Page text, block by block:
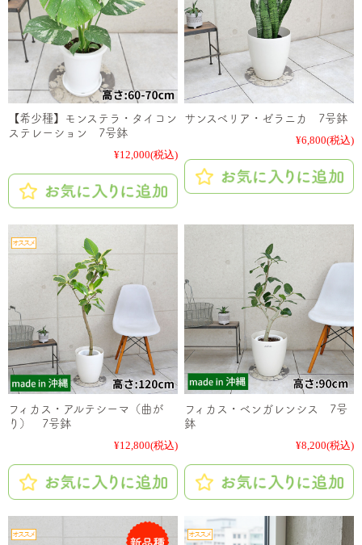
【希少種】モンステラ・タイコン
ステレーション 7号鉢
¥12,000(税込)
サンスベリア・ゼラニカ 7号鉢
¥6,800(税込)
フィカス・アルテシーマ（曲が
り） 7号鉢
¥12,800(税込)
フィカス・ベンガレンシス 7号
鉢
¥8,200(税込)